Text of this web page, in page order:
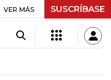
$ 416,96 +$ 0,05 +0,01%
VER MÁS SUSCRÍBASE